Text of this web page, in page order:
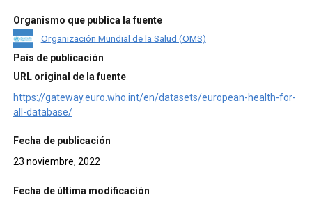
Organismo que publica la fuente
Organización Mundial de la Salud (OMS)
País de publicación
URL original de la fuente
https://gateway.euro.who.int/en/datasets/european-health-for-
all-database/
Fecha de publicación
23 noviembre, 2022
Fecha de última modificación